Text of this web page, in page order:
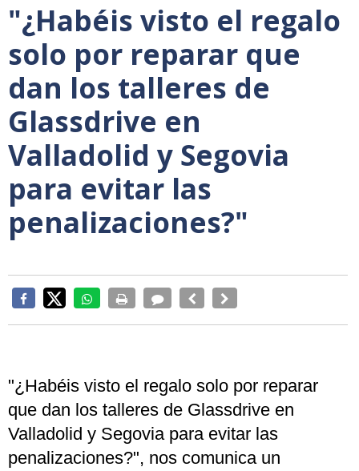
"¿Habéis visto el regalo
solo por reparar que
dan los talleres de
Glassdrive en
Valladolid y Segovia
para evitar las
penalizaciones?"
"¿Habéis visto el regalo solo por reparar
que dan los talleres de Glassdrive en
Valladolid y Segovia para evitar las
penalizaciones?", nos comunica un